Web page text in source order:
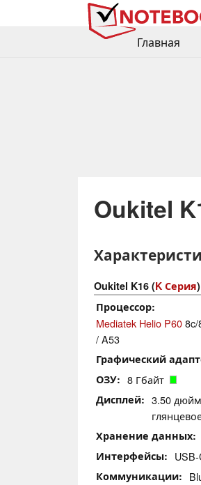
Главная
Oukitel
Oukitel K16 (K Серия)
Процессор
Mediatek Helio P608c/
/ A53
Графический
ОЗУ 8 Гбайт
Дисплей
3.50
Хранение данных
Интерфейсы
Коммуникации